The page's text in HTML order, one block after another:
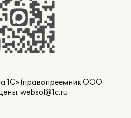
1С» (правопреемник ООО
websol@1c.ru